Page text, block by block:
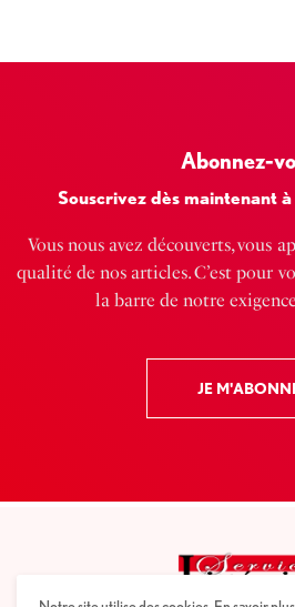
Abonnez-
Souscrivez dès maintenant
Vous nous avez découverts, vous
qualité de nos articles. C’est pour
la barre de notre
JE